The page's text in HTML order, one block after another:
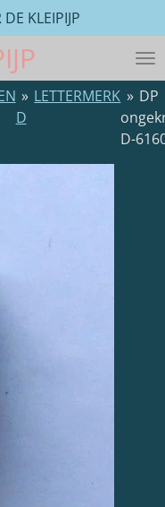
KLEIPIJP
» LETTERMERK
D
» DP
D-